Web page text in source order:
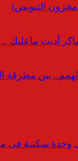
التبويض)
ماعليك .. لن ينسى التاريخ
بين مطرقة
سكنية فى